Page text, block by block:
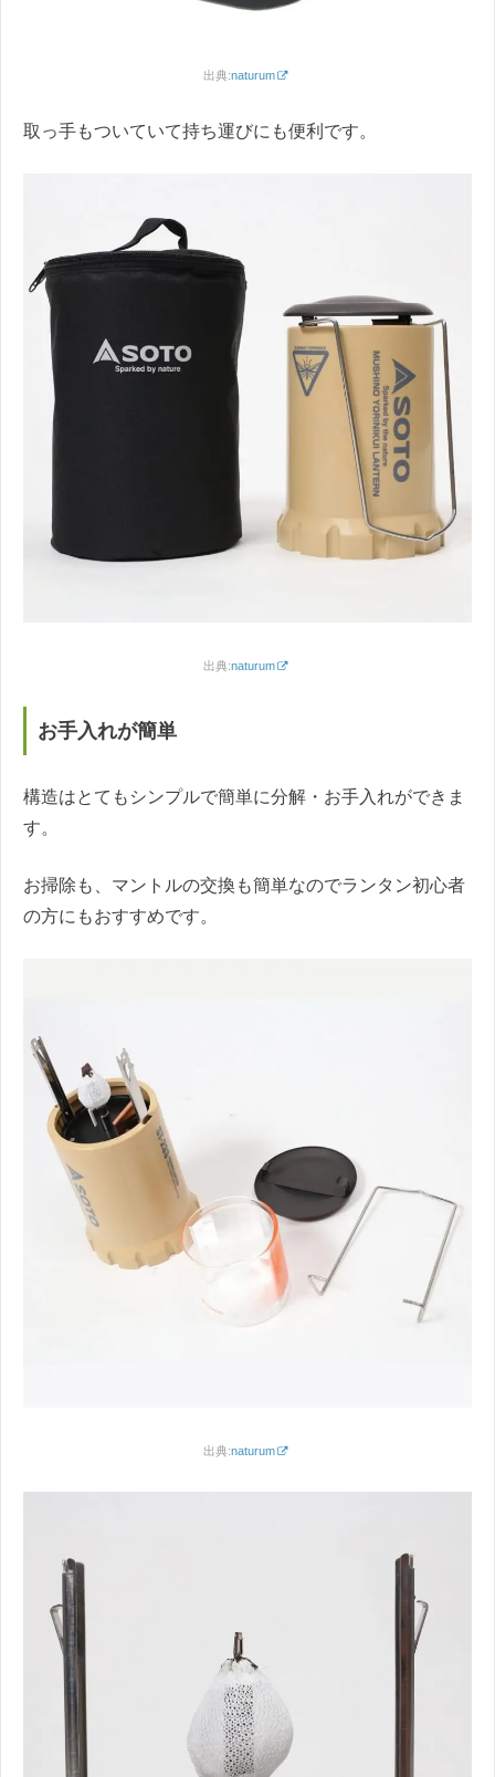
出典:naturum
取っ手もついていて持ち運びにも便利です。
出典:naturum
お手入れが簡単
構造はとてもシンプルで簡単に分解・お手入れができま
す。
お掃除も、マントルの交換も簡単なのでランタン初心者
の方にもおすすめです。
出典:naturum